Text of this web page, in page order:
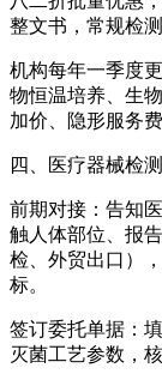
整文书，常规检
机构每年一季度
物恒温培养、生
加价、隐形服务费
四、医疗器械检
前期对接：告知
触人体部位、报
检、外贸出口）
标。
签订委托单据：
灭菌工艺参数，